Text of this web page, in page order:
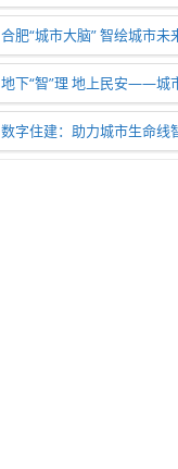
合肥“城市大脑” 智绘城市未
地下“智”理 地上民安——城
数字住建：助力城市生命线